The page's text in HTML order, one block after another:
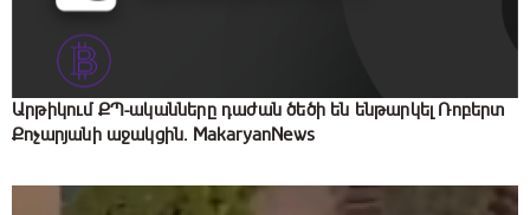
Արթիկում ՔՊ-ականները դաժան ծեծի են ենթարկել Ռոբերտ
Քոչարյանի աջակցին. MakaryanNews